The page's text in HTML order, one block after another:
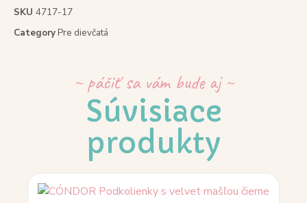
SKU 4717-17
CategoryPre dievčatá
~ páčiť sa vám bude aj ~
Súvisiace
produkty